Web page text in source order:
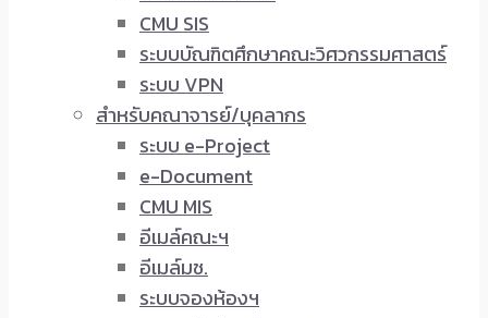
CMU SIS
ระบบบัณฑิตศึกษาคณะวิศวกรรมศาสตร์
ระบบ VPN
สำหรับคณาจารย์/บุคลากร
ระบบ e-Project
e-Document
CMU MIS
อีเมล์คณะฯ
อีเมล์มช.
ระบบจองห้องฯ